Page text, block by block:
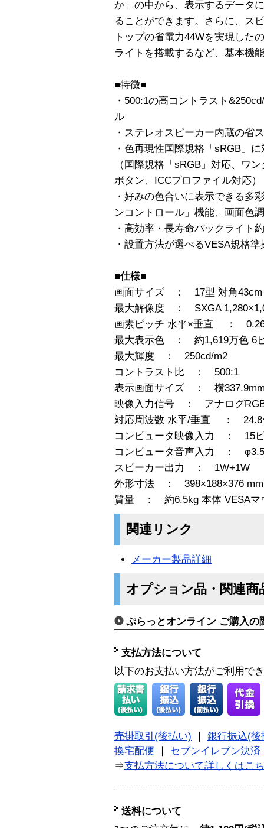
か」の中から、表示するデータ
ることができます。さらに、ス
トップの省電力44Wを実現した
ライトを搭載するなど、基本機
■特徴■
・500:1の高コントラスト
ル
・ステレオスピーカー内蔵の省
・色再現性国際規格「sRGB」
（国際規格「sRGB」対応、ワ
ボタン、ICCプロファイル対応）
・好みの色合いに表示できる多
ンコントロール」機能、画面色
・高効率・長寿命バックライト
・設置方法が選べるVESA規格
■仕様■
画面サイズ ： 17型 対角43cm
最大解像度 ： SXGA
画素ピッチ 水平×垂直 ：
最大表示色 ： 約1,619万色 6
最大輝度 ： 250cd/m2
コントラスト比 ： 500:1
表示画面サイズ ： 横
映像入力信号 ： アナログ
対応周波数 水平/垂直 ： 24.8
コンピュータ映像入力 ： 15
コンピュータ音声入力 ：
スピーカー出力 ： 1W+1W
外形寸法 ： 398×188×376 mm
質量 ： 約6.5kg 本体 VESAマ
関連リンク
メーカー製品詳細
オプション品・関連商
ぷらっとオンライン ご購入の
支払方法について
以下のお支払い方法がご利用で
売掛取引(後払い)
銀行振込(後
換宅配便
セブンイレブン決済
⇒支払方法について詳しくはこ
送料について